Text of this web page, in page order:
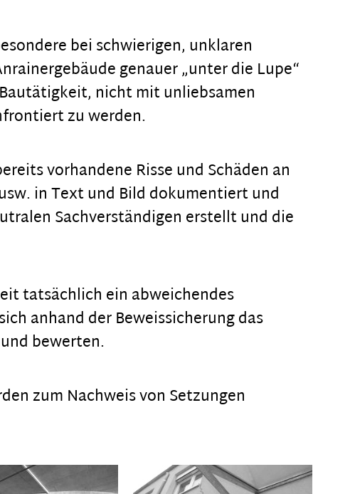
bei schwierigen, unklaren
genauer „unter die Lupe“
nicht mit unliebsamen
zu werden.
vorhandene Risse und Schäden an
in Text und Bild dokumentiert und
Sachverständigen erstellt und die
tatsächlich ein abweichendes
anhand der Beweissicherung das
bewerten.
zum Nachweis von Setzungen